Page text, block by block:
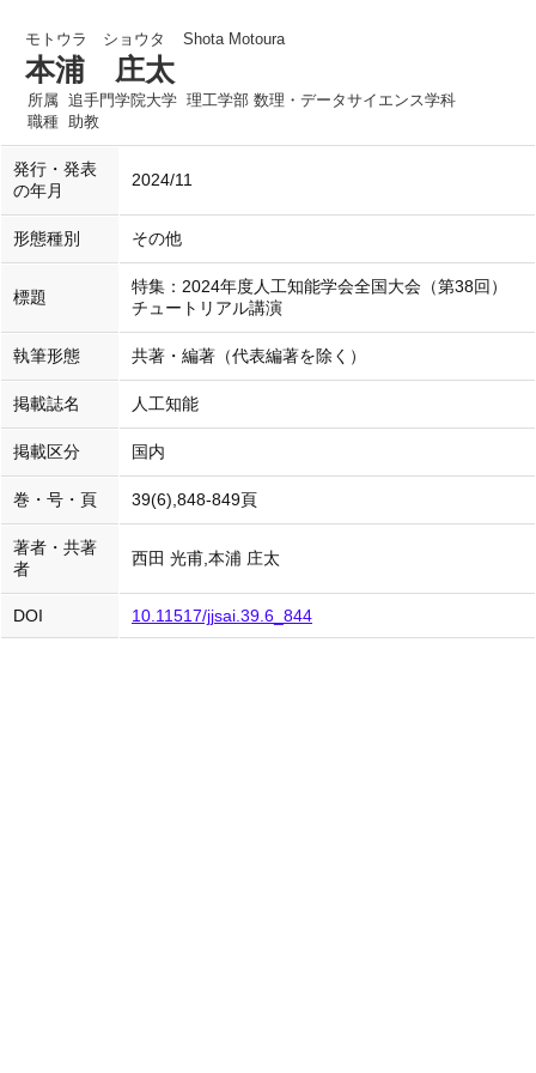
モトウラ ショウタ Shota Motoura
本浦 庄太
所属 追手門学院大学 理工学部 数理・データサイエンス学科
職種 助教
発行・発表
の年月
2024/11
形態種別 その他
標題
特集：2024年度人工知能学会全国大会（第38回）
チュートリアル講演
執筆形態 共著・編著（代表編著を除く）
掲載誌名 人工知能
掲載区分 国内
巻・号・頁 39(6),848-849頁
著者・共著
者
西田 光甫,本浦 庄太
DOI 10.11517/jjsai.39.6_844